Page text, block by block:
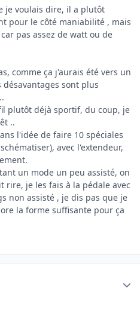
je voulais dire, il a plutôt
pour le côté maniabilité , mais
pas assez de watt ou de
comme ça j'aurais été vers un
sont plus
plutôt déjà sportif, du coup, je
..
l'idée de faire 10 spéciales
avec l'extendeur,
un mode un peu assisté, on
rire, je les fais à la pédale avec
non assisté , je dis pas que je
la forme suffisante pour ça